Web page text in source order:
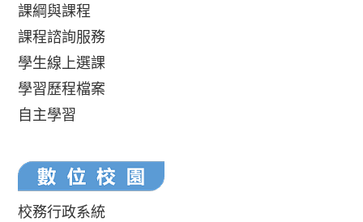
課綱與課程
課程諮詢服務
學生線上選課
學習歷程檔案
自主學習
校務行政系統